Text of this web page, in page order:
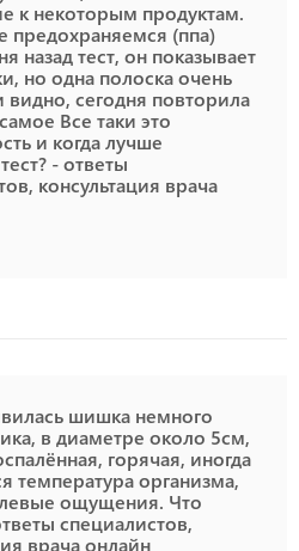
к некоторым продуктам.
предохраняемся (ппа)
назад тест, он показывает
но одна полоска очень
видно, сегодня повторила
Все таки это
и когда лучше
- ответы
консультация врача
шишка немного
в диаметре около 5см,
горячая, иногда
температура организма,
ощущения. Что
специалистов,
врача онлайн